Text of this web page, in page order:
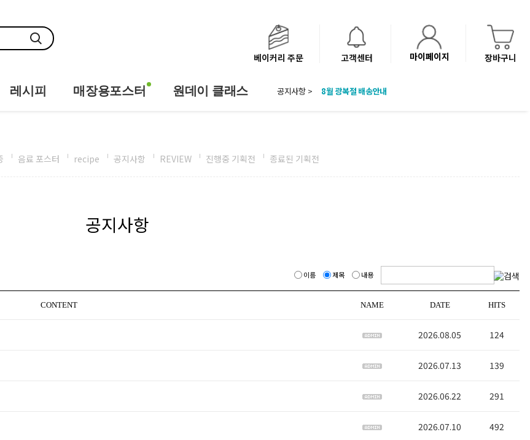
베이커리 주문 고객센터 마이페이지 장바구니
레시피 매장용포스터 원데이 클래스 공지사항 >
8월 광복절 배송안내
음료 포스터 recipe 공지사항 REVIEW 진행중 기획전 종료된 기획전
공지사항
이름 제목 내용
CONTENT NAME DATE HITS
2026.08.05 124
2026.07.13 139
2026.06.22 291
2026.07.10 492